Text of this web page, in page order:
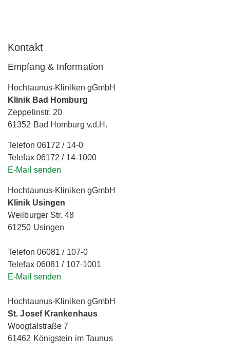
Kontakt
Empfang & Information
Hochtaunus-Kliniken gGmbH
Klinik Bad Homburg
Zeppelinstr. 20
61352 Bad Homburg v.d.H.
Telefon 06172 / 14-0
Telefax 06172 / 14-1000
E-Mail senden
Hochtaunus-Kliniken gGmbH
Klinik Usingen
Weilburger Str. 48
61250 Usingen
Telefon 06081 / 107-0
Telefax 06081 / 107-1001
E-Mail senden
Hochtaunus-Kliniken gGmbH
St. Josef Krankenhaus
Woogtalstraße 7
61462 Königstein im Taunus